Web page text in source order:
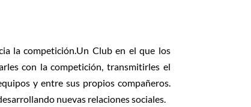
la competición.Un Club en el que los
con la competición, transmitirles el
y entre sus propios compañeros.
nuevas relaciones sociales.